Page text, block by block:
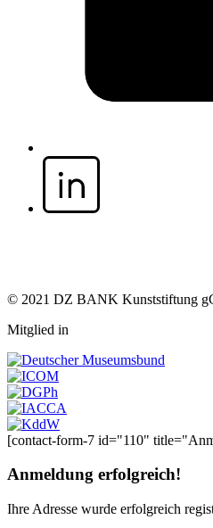
© 2021 DZ BANK Kunststiftung
Mitglied in
[contact-form-7 id="110"
Anmeldung erfolgreich!
Ihre Adresse wurde erfolgreich